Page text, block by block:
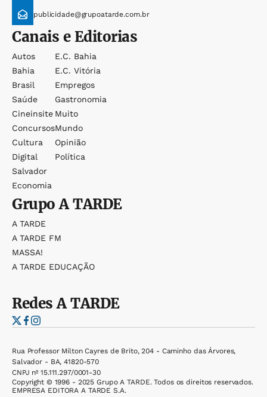
publicidade@grupoatarde.com.br
Canais e Editorias
Autos
Bahia
Brasil
Saúde
Cineinsite
Concursos
Cultura
Digital
Salvador
Economia
E.c. Bahia
E.c. Vitória
Empregos
Gastronomia
Muito
Mundo
Opinião
Política
GrupoA TARDE
A TARDE
A TARDE FM
MASSA!
A TARDE EDUCAÇÃO
RedesA TARDE
Rua Professor Milton Cayres de Brito, 204 - Caminho das Árvores,
Salvador - BA, 41820-570
CNPJ nº 15.111.297/0001-30
Copyright © 1996 - 2025 Grupo A TARDE. Todos os direitos reservados.
EMPRESA EDITORA A TARDE S.A.